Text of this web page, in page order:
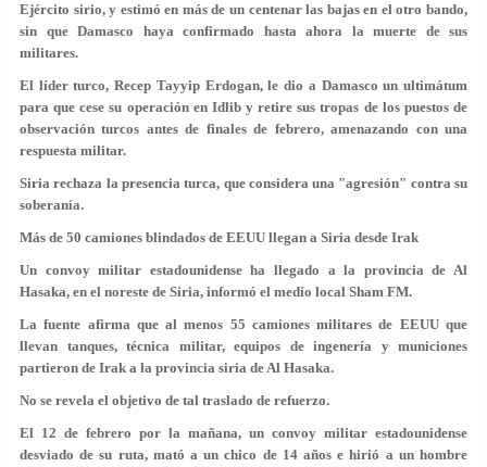
Ejército sirio, y estimó en más de un centenar las bajas en el otro bando,
sin que Damasco haya confirmado hasta ahora la muerte de sus
militares.
El líder turco, Recep Tayyip Erdogan, le dio a Damasco un ultimátum
para que cese su operación en Idlib y retire sus tropas de los puestos de
observación turcos antes de finales de febrero, amenazando con una
respuesta militar.
Siria rechaza la presencia turca, que considera una "agresión" contra su
soberanía.
Más de 50 camiones blindados de EEUU llegan a Siria desde Irak
Un convoy militar estadounidense ha llegado a la provincia de Al
Hasaka, en el noreste de Siria, informó el medio local Sham FM.
La fuente afirma que al menos 55 camiones militares de EEUU que
llevan tanques, técnica militar, equipos de ingenería y municiones
partieron de Irak a la provincia siria de Al Hasaka.
No se revela el objetivo de tal traslado de refuerzo.
El 12 de febrero por la mañana, un convoy militar estadounidense
desviado de su ruta, mató a un chico de 14 años e hirió a un hombre